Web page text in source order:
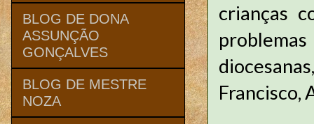
crianças
Francisco,
BLOG DE DONA
ASSUNÇÃO
GONÇALVES
BLOG DE MESTRE
NOZA